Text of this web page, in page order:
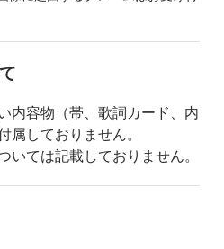
内容物（帯、歌詞カード、内
属しておりません。
いては記載しておりません。